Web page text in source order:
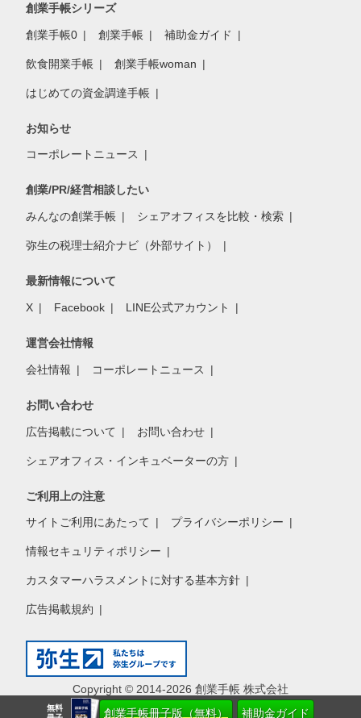
無料
創業手帳冊子版（無料） 補助金ガイド
創業手帳シリーズ
創業手帳0 創業手帳 補助金ガイド
飲食開業手帳 創業手帳woman
はじめての資金調達手帳
お知らせ
コーポレートニュース
創業/PR/経営相談したい
みんなの創業手帳 シェアオフィスを比較・検索
弥生の税理士紹介ナビ（外部サイト）
最新情報について
X Facebook LINE公式アカウント
運営会社情報
会社情報 コーポレートニュース
お問い合わせ
広告掲載について お問い合わせ
シェアオフィス・インキュベーターの方
ご利用上の注意
サイトご利用にあたって プライバシーポリシー
情報セキュリティポリシー
カスタマーハラスメントに対する基本方針
広告掲載規約
Copyright © 2014-2026 創業手帳 株式会社